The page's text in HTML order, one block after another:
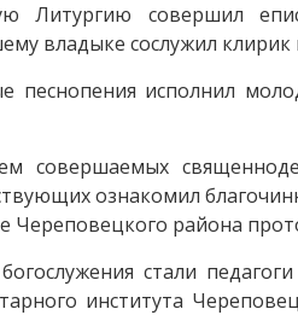
Литургию совершил
владыке сослужил
песнопения исполнил
совершаемых
ознакомил
Череповецкого района
стали
института